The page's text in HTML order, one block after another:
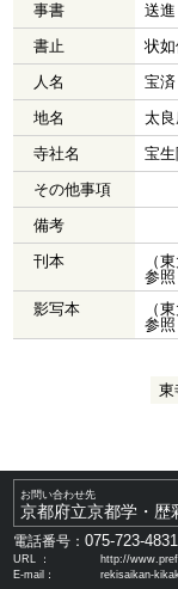
事書
送
書止
状
人名
宝
地名
太
寺社名
宝
その他事項
備考
刊本
（
参照
影写本
（
参照
東
お問い合わせ先
京都府立京都学・歴
電話番号：075-723-4831
URL ：
http://
E-mail：
rekisaikan-